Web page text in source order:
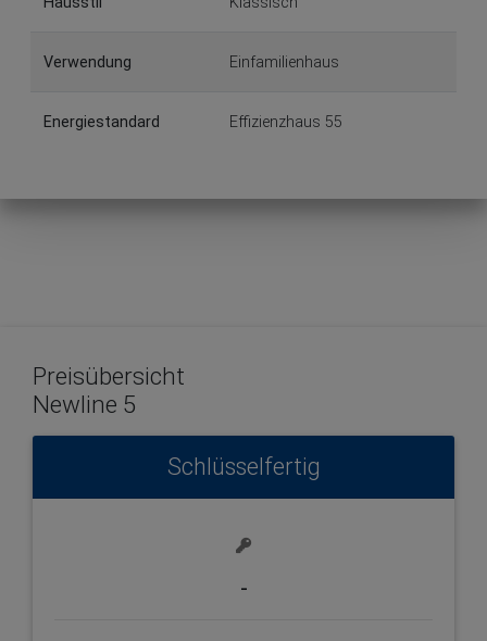
Verwendung Einfamilienhaus
Energiestandard Effizienzhaus 55
Preisübersicht
Newline 5
Schlüsselfertig
-